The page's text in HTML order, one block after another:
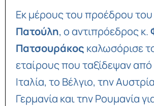
Εκ μέρους του προέδρου του
Πατούλη, ο αντιπρόεδρος κ.
Πατσουράκος καλωσόρισε
εταίρους που ταξίδεψαν από
Ιταλία, το Βέλγιο, την
Γερμανία και την Ρουμανία